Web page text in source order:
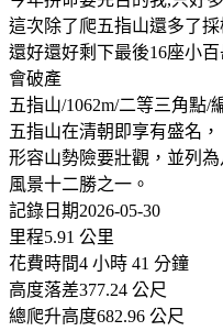
這次除了爬五指山還多了
還好還好剩下最後16座小
會破產
五指山/1062m/二等三角點/
五指山在清朝即享有盛名
形容山勢險要壯觀，並列
風景十二勝之一。
記錄日期2026-05-30
里程5.91 公里
花費時間4 小時 41 分鐘
高度落差377.24 公尺
總爬升高度682.96 公尺